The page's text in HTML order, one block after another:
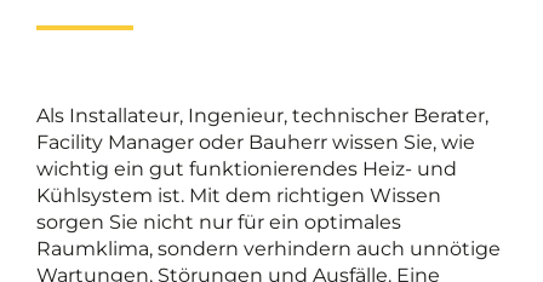
Als Installateur, Ingenieur, technischer Berater,
Facility Manager oder Bauherr wissen Sie, wie
wichtig ein gut funktionierendes Heiz- und
Kühlsystem ist. Mit dem richtigen Wissen
sorgen Sie nicht nur für ein optimales
Raumklima, sondern verhindern auch unnötige
Wartungen, Störungen und Ausfälle. Eine